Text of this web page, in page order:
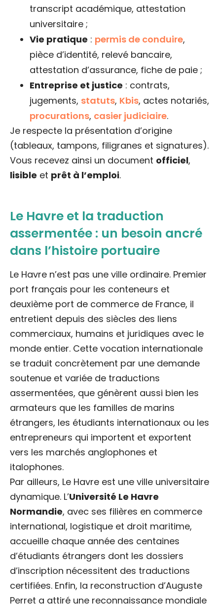
transcript académique, attestation
universitaire ;
Vie pratique : permis de conduire,
pièce d’identité, relevé bancaire,
attestation d’assurance, fiche de paie ;
Entreprise et justice : contrats,
jugements, statuts, Kbis, actes notariés,
procurations, casier judiciaire.
Je respecte la présentation d’origine
(tableaux, tampons, filigranes et signatures).
Vous recevez ainsi un document officiel,
lisible et prêt à l’emploi.
Le Havre et la traduction
assermentée : un besoin ancré
dans l’histoire portuaire
Le Havre n’est pas une ville ordinaire. Premier
port français pour les conteneurs et
deuxième port de commerce de France, il
entretient depuis des siècles des liens
commerciaux, humains et juridiques avec le
monde entier. Cette vocation internationale
se traduit concrètement par une demande
soutenue et variée de traductions
assermentées, que génèrent aussi bien les
armateurs que les familles de marins
étrangers, les étudiants internationaux ou les
entrepreneurs qui importent et exportent
vers les marchés anglophones et
italophones.
Par ailleurs, Le Havre est une ville universitaire
dynamique. L’Université Le Havre
Normandie, avec ses filières en commerce
international, logistique et droit maritime,
accueille chaque année des centaines
d’étudiants étrangers dont les dossiers
d’inscription nécessitent des traductions
certifiées. Enfin, la reconstruction d’Auguste
Perret a attiré une reconnaissance mondiale